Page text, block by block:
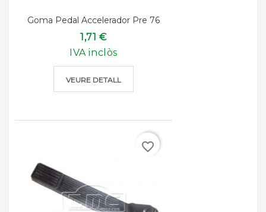
Goma Pedal Accelerador Pre 76
1,71 €
IVA inclòs
VEURE DETALL
favorite_border